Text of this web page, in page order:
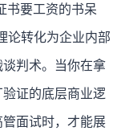
书要工资的书呆
论转化为企业内部
判术。当你在拿
证的底层商业逻
面试时，才能展